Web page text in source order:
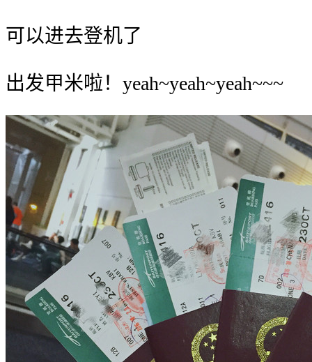
可以进去登机了
出发甲米啦！yeah~yeah~yeah~~~